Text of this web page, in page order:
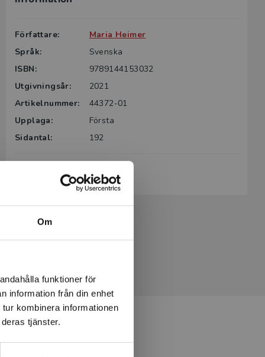
Om
funktioner för
information från din enhet
kombinera informationen
tjänster.
Författare:
Maria Heimer
Språk:
Svenska
ISBN:
9789144153032
Utgivningsår:
2021
Artikelnummer:
44372-01
Upplaga:
Första
Sidantal:
192